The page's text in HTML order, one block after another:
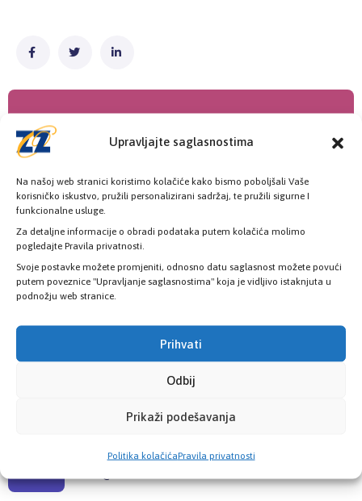
Upravljajte saglasnostima
Na našoj web stranici koristimo kolačiće kako bismo poboljšali Vaše
korisničko iskustvo, pružili personalizirani sadržaj, te pružili sigurne I
funkcionalne usluge.
Za detaljne informacije o obradi podataka putem kolačića molimo
pogledajte Pravila privatnosti.
Svoje postavke možete promjeniti, odnosno datu saglasnost možete povući
putem poveznice "Upravljanje saglasnostima" koja je vidljivo istaknjuta u
podnožju web stranice.
Prihvati
Odbij
Prikaži podešavanja
Politika kolačićaPravila privatnosti
Poslovnice
Šest poslovnica zdravstvenog osiguranja
+387 33 725 257
Pišite nam